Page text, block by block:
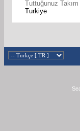
Tuttuğunuz Takım
Turkiye